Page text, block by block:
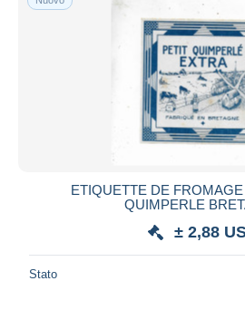
ETIQUETTE DE
QUIMPERLE
± 2,88
Stato